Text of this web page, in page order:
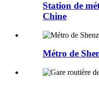
Station de
Chine
Métro de